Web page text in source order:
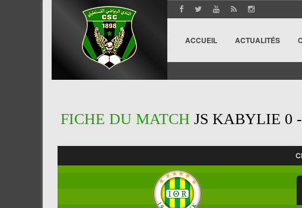
ACCUEIL ACTUALITÉS
FICHE DU MATCH JS KABYLIE 0